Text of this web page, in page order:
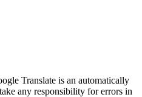
Translate is an automatically
any responsibility for errors in